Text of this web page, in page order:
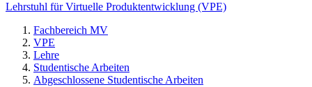
Lehrstuhl für Virtuelle Produktentwicklung (VPE)
Fachbereich MV
VPE
Lehre
Studentische Arbeiten
Abgeschlossene Studentische Arbeiten